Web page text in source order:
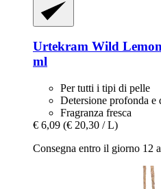
Urtekram Wild
ml
Per tutti i tipi di pelle
Detersione profonda e
Fragranza fresca
€ 6,09 (€ 20,30 / L)
Consegna entro il giorno 12